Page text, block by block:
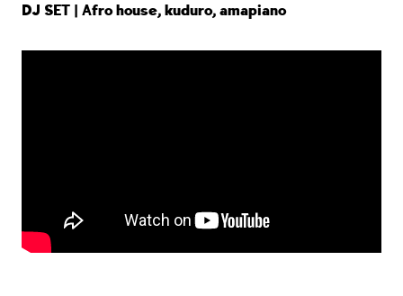
DJ SET | Afro house, kuduro, amapiano